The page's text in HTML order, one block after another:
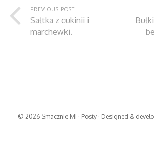
PREVIOUS POST
Sałtka z cukinii i
marchewki.
© 2026 Smacznie Mi · Posty· Designed &